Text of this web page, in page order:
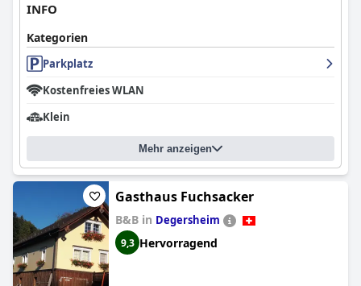
INFO
Kategorien
Parkplatz
Kostenfreies WLAN
Klein
Mehr anzeigen
Gasthaus Fuchsacker
B&B in Degersheim
9,3 Hervorragend